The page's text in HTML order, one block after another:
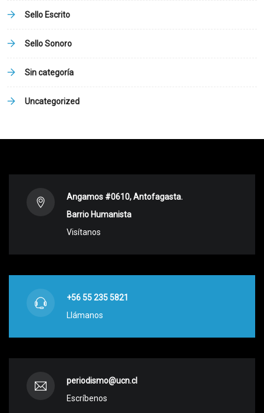
Sello Escrito
Sello Sonoro
Sin categoría
Uncategorized
Angamos #0610, Antofagasta.
Barrio Humanista
Visítanos
+56 55 235 5821
Llámanos
periodismo@ucn.cl
Escríbenos